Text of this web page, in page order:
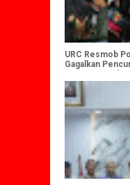
URC Resmob
Gagalkan
Pajukukang